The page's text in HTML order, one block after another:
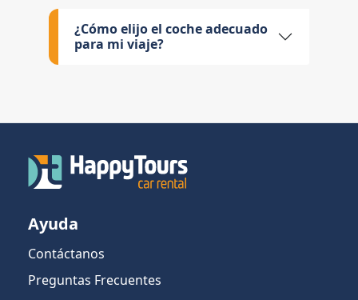
¿Cómo elijo el coche adecuado
para mi viaje?
Ayuda
Contáctanos
Preguntas Frecuentes